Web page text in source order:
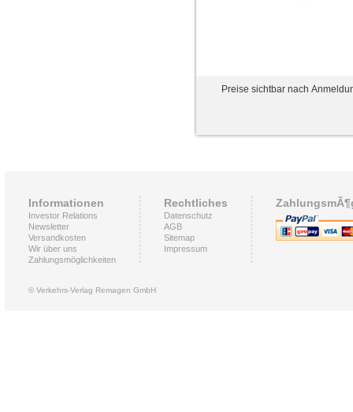
Preise sichtbar nach
Informationen
Investor Relations
Newsletter
Versandkosten
Wir über uns
Zahlungsmöglichkeiten
Rechtliches
Datenschutz
AGB
Sitemap
Impressum
© Verkehrs-Verlag Remagen GmbH